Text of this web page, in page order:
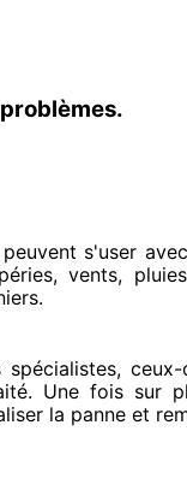
s'user
vents,
spécialistes,
. Une fois sur
la panne et